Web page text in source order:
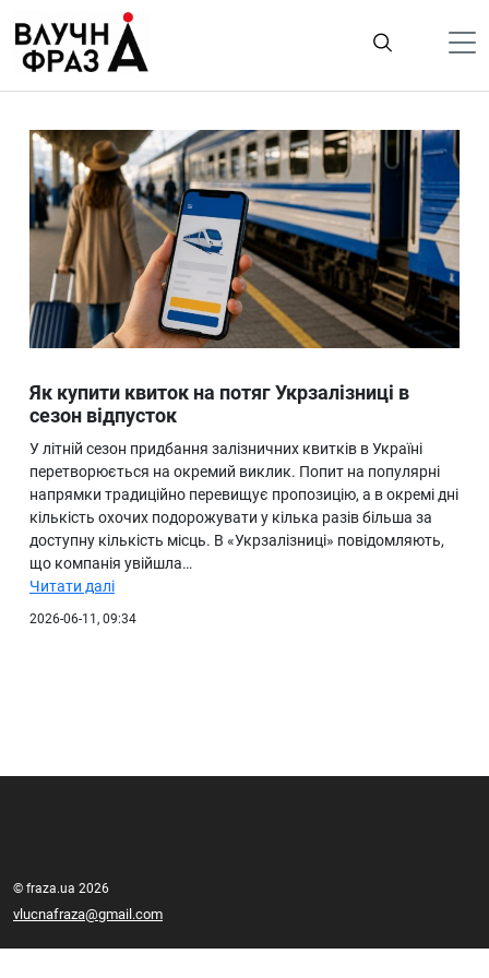
содержимому
Гроші
Життя
Лайфстайл
ТехноНаука
Людина
Ukraine
Про нас
Як купити квиток на потяг Укрзалізниці в
сезон відпусток
У літній сезон придбання залізничних квитків в Україні
перетворюється на окремий виклик. Попит на популярні
напрямки традиційно перевищує пропозицію, а в окремі дні
кількість охочих подорожувати у кілька разів більша за
доступну кількість місць. В «Укрзалізниці» повідомляють,
що компанія увійшла…
Читати далі
2026-06-11, 09:34
© fraza.ua 2026
vlucnafraza@gmail.com